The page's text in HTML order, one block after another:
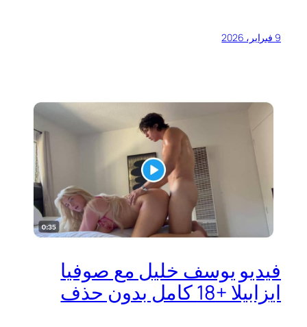
9 فبراير، 2026
فيديو يوسف خليل مع صوفيا
ايزابيلا +18 كامل بدون حذف